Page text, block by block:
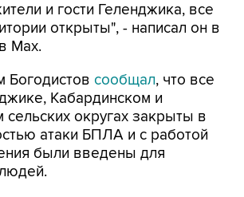
и гости Геленджика, все
открыты", - написал он в
Max.
Богодистов сообщал, что все
Кабардинском и
округах закрыты в
атаки БПЛА и с работой
были введены для